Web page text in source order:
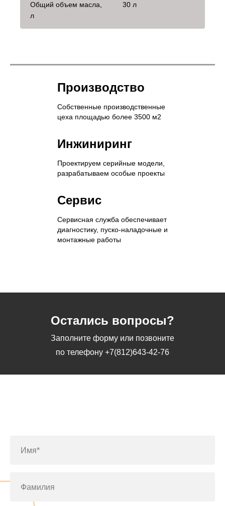
Общий объем масла,
л
30 л
Производство
Собственные производственные
цеха площадью более 3500 м2
Инжиниринг
Проектируем серийные модели,
разрабатываем особые проекты
Сервис
Сервисная служба обеспечивает
диагностику, пуско-наладочные и
монтажные работы
Остались вопросы?
Заполните форму или позвоните
по телефону +7(812)643-42-76
Имя*
Фамилия